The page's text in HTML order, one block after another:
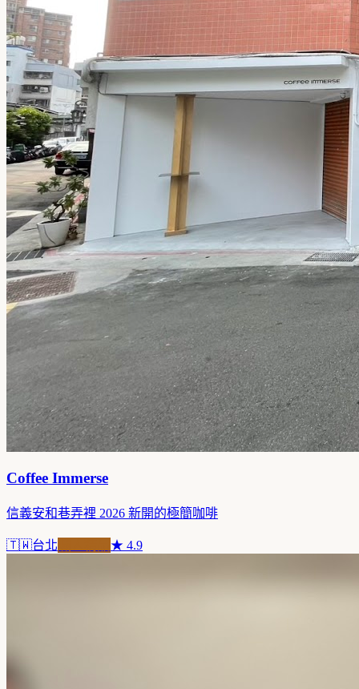
Coffee Immerse
信義安和巷弄裡 2026 新開的極簡咖啡
🇹🇼台北 ★ 4.9